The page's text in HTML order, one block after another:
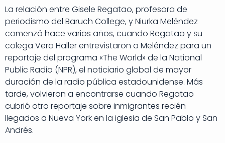
La relación entre Gisele Regatao, profesora de
periodismo del Baruch College, y Niurka Meléndez
comenzó hace varios años, cuando Regatao y su
colega Vera Haller entrevistaron a Meléndez para un
reportaje del programa «The World» de la National
Public Radio (NPR), el noticiario global de mayor
duración de la radio pública estadounidense. Más
tarde, volvieron a encontrarse cuando Regatao
cubrió otro reportaje sobre inmigrantes recién
llegados a Nueva York en la iglesia de San Pablo y San
Andrés.